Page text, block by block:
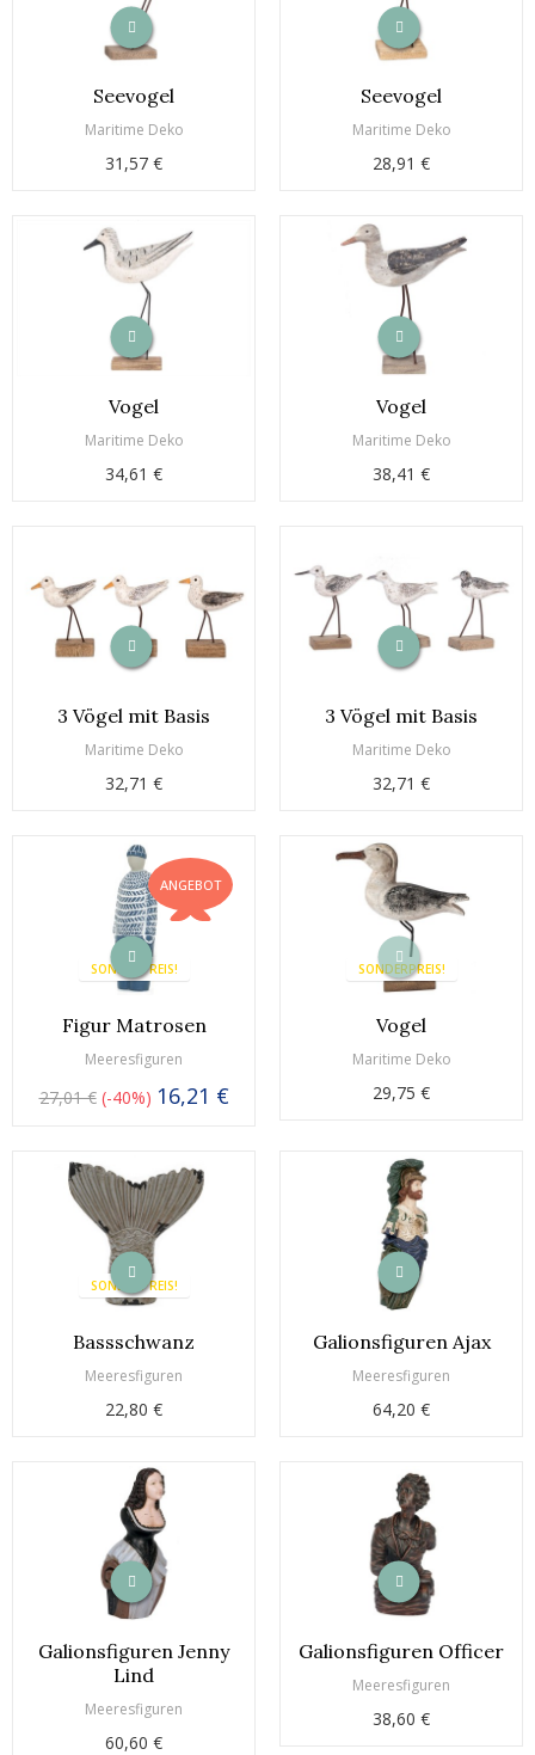
Seevogel
Maritime Deko
31,57 €
Seevogel
Maritime Deko
28,91 €
Vogel
Maritime Deko
34,61 €
Vogel
Maritime Deko
38,41 €
3 Vögel mit Basis
Maritime Deko
32,71 €
3 Vögel mit Basis
Maritime Deko
32,71 €
SONDERPREIS!
ANGEBOT
Figur Matrosen
Meeresfiguren
27,01 € -40% 16,21 €
SONDERPREIS!
Vogel
Maritime Deko
29,75 €
SONDERPREIS!
Bassschwanz
Meeresfiguren
22,80 €
Galionsfiguren Ajax
Meeresfiguren
64,20 €
Galionsfiguren Jenny
Lind
Meeresfiguren
60,60 €
Galionsfiguren Officer
Meeresfiguren
38,60 €